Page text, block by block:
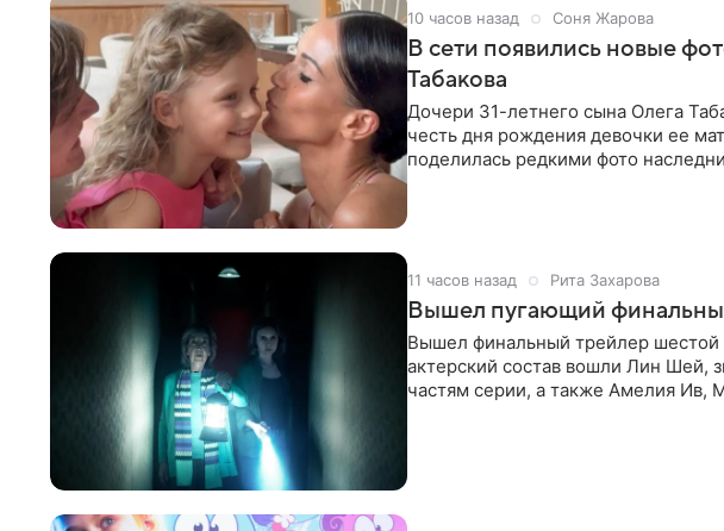
10 часов назад Соня Жарова
В сети появились новые
Табакова
Дочери 31-летнего сына Олега
честь дня рождения девочки ее
поделилась редкими фото
11 часов назад Рита Захарова
Вышел пугающий
Вышел финальный трейлер шестой
актерский состав вошли Лин Шей,
частям серии, а также Амелия Ив,